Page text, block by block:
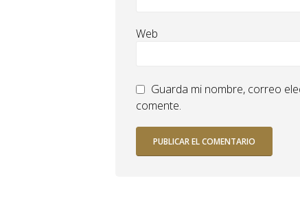
Web
Guarda mi nombre, correo
comente.